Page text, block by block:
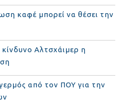
καφέ μπορεί να θέσει την
Αλτσχάιμερ η
από τον ΠΟΥ για την